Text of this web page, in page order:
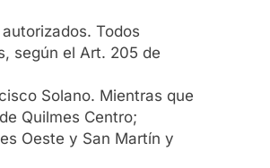
Todos
según el Art. 205 de
Solano. Mientras que
Quilmes Centro;
Oeste y San Martín y